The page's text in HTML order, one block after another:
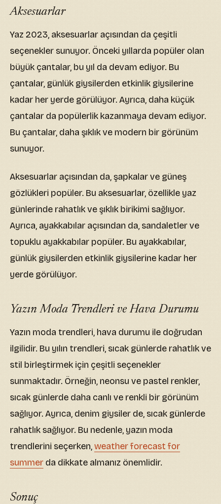
Aksesuarlar
Yaz 2023, aksesuarlar açısından da çeşitli
seçenekler sunuyor. Önceki yıllarda popüler olan
büyük çantalar, bu yıl da devam ediyor. Bu
çantalar, günlük giysilerden etkinlik giysilerine
kadar her yerde görülüyor. Ayrıca, daha küçük
çantalar da popülerlik kazanmaya devam ediyor.
Bu çantalar, daha şıklık ve modern bir görünüm
sunuyor.
Aksesuarlar açısından da, şapkalar ve güneş
gözlükleri popüler. Bu aksesuarlar, özellikle yaz
günlerinde rahatlık ve şıklık birikimi sağlıyor.
Ayrıca, ayakkabılar açısından da, sandaletler ve
topuklu ayakkabılar popüler. Bu ayakkabılar,
günlük giysilerden etkinlik giysilerine kadar her
yerde görülüyor.
Yazın Moda Trendleri ve Hava Durumu
Yazın moda trendleri, hava durumu ile doğrudan
ilgilidir. Bu yılın trendleri, sıcak günlerde rahatlık ve
stil birleştirmek için çeşitli seçenekler
sunmaktadır. Örneğin, neonsu ve pastel renkler,
sıcak günlerde daha canlı ve renkli bir görünüm
sağlıyor. Ayrıca, denim giysiler de, sıcak günlerde
rahatlık sağlıyor. Bu nedenle, yazın moda
trendlerini seçerken,weather forecast for
summer da dikkate almanız önemlidir.
Sonuç